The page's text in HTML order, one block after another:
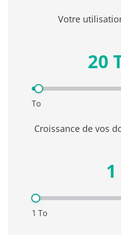
Votre
20
To
Croissance de vos
1
1 To